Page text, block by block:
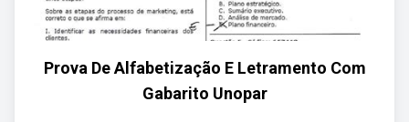
Prova De Alfabetização E Letramento Com
Gabarito Unopar